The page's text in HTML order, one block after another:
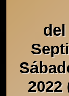
2022